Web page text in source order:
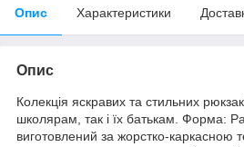
Опис Характеристики
Опис
Колекція яскравих та стильних
школярам, так і їх батькам. Форма:
виготовлений за жорстко-каркасною